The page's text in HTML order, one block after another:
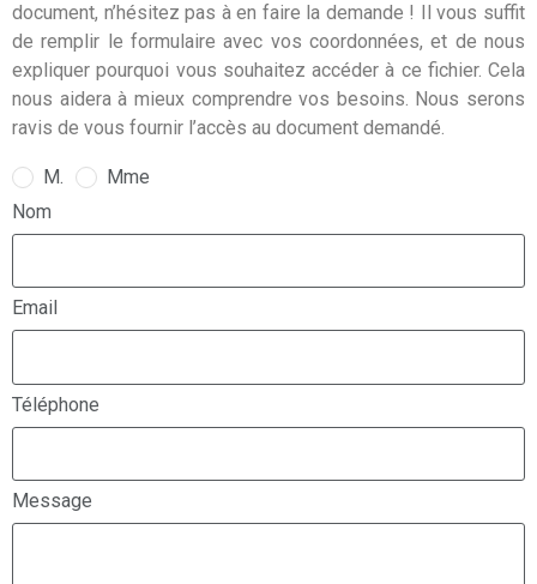
document, n’hésitez pas à en faire la demande ! Il vous suffit
de remplir le formulaire avec vos coordonnées, et de nous
expliquer pourquoi vous souhaitez accéder à ce fichier. Cela
nous aidera à mieux comprendre vos besoins. Nous serons
ravis de vous fournir l’accès au document demandé.
M.
Mme
Nom
Email
Téléphone
Message